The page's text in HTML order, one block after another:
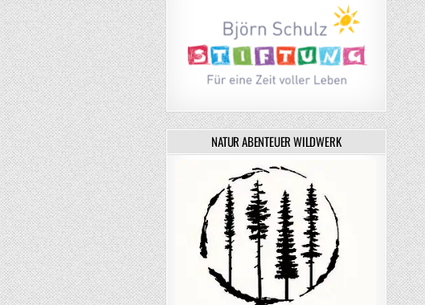
NATUR ABENTEUER WILDWERK